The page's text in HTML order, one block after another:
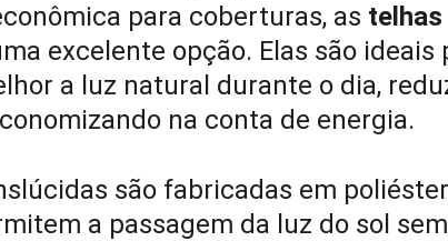
para coberturas, as
excelente opção. Elas são ideais
a luz natural durante o dia,
na conta de energia.
são fabricadas em
a passagem da luz do sol